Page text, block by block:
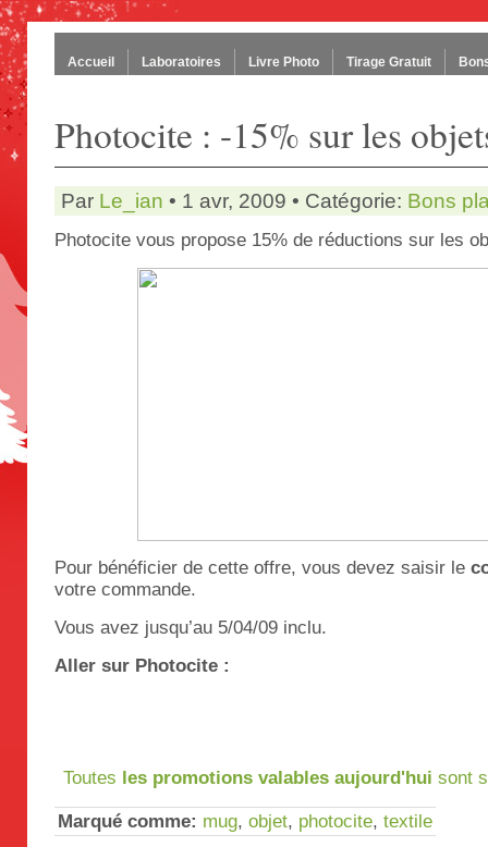
Accueil Laboratoires Livre Photo Tirage Gratuit
Photocite : -15% sur les
Par Le_ian • 1 avr, 2009 • Catégorie: Bons
Photocite vous propose 15% de réductions sur les
Pour bénéficier de cette offre, vous devez saisir le
votre commande.
Vous avez jusqu’au 5/04/09 inclu.
Aller sur Photocite :
Toutes les promotions valables aujourd'hui sont
Marqué comme: mug, objet, photocite, textile